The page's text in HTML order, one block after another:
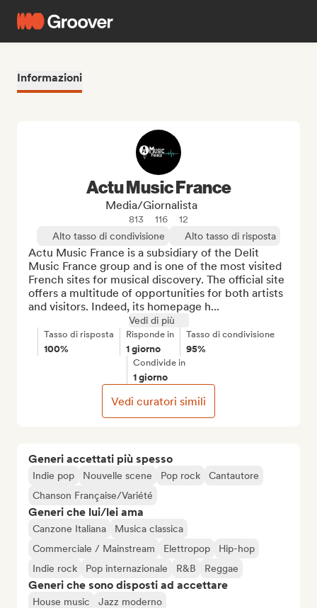
Informazioni
Generi accettati più spesso
Indie pop Nouvelle scene Pop rock
Cantautore
Chanson Française/Variété
Generi che lui/lei ama
Canzone Italiana
Musica classica
Commerciale / Mainstream
Elettropop
Hip-hop
Indie rock
Pop internazionale R&B Reggae
Generi che sono disposti ad accettare
House music Jazz moderno
Actu Music France
Media/Giornalista
813 116
12
Alto tasso di condivisione
Alto tasso di risposta
Actu Music France is a subsidiary of the Delit
Music France group and is one of the most visited
French sites for musical discovery. The official site
offers a multitude of opportunities for both artists
and visitors. Indeed, its homepage h...
Vedi di più
Tasso di risposta
100%
Risponde in
1 giorno
Tasso di condivisione
95%
Condivide in
1 giorno
Vedi curatori simili